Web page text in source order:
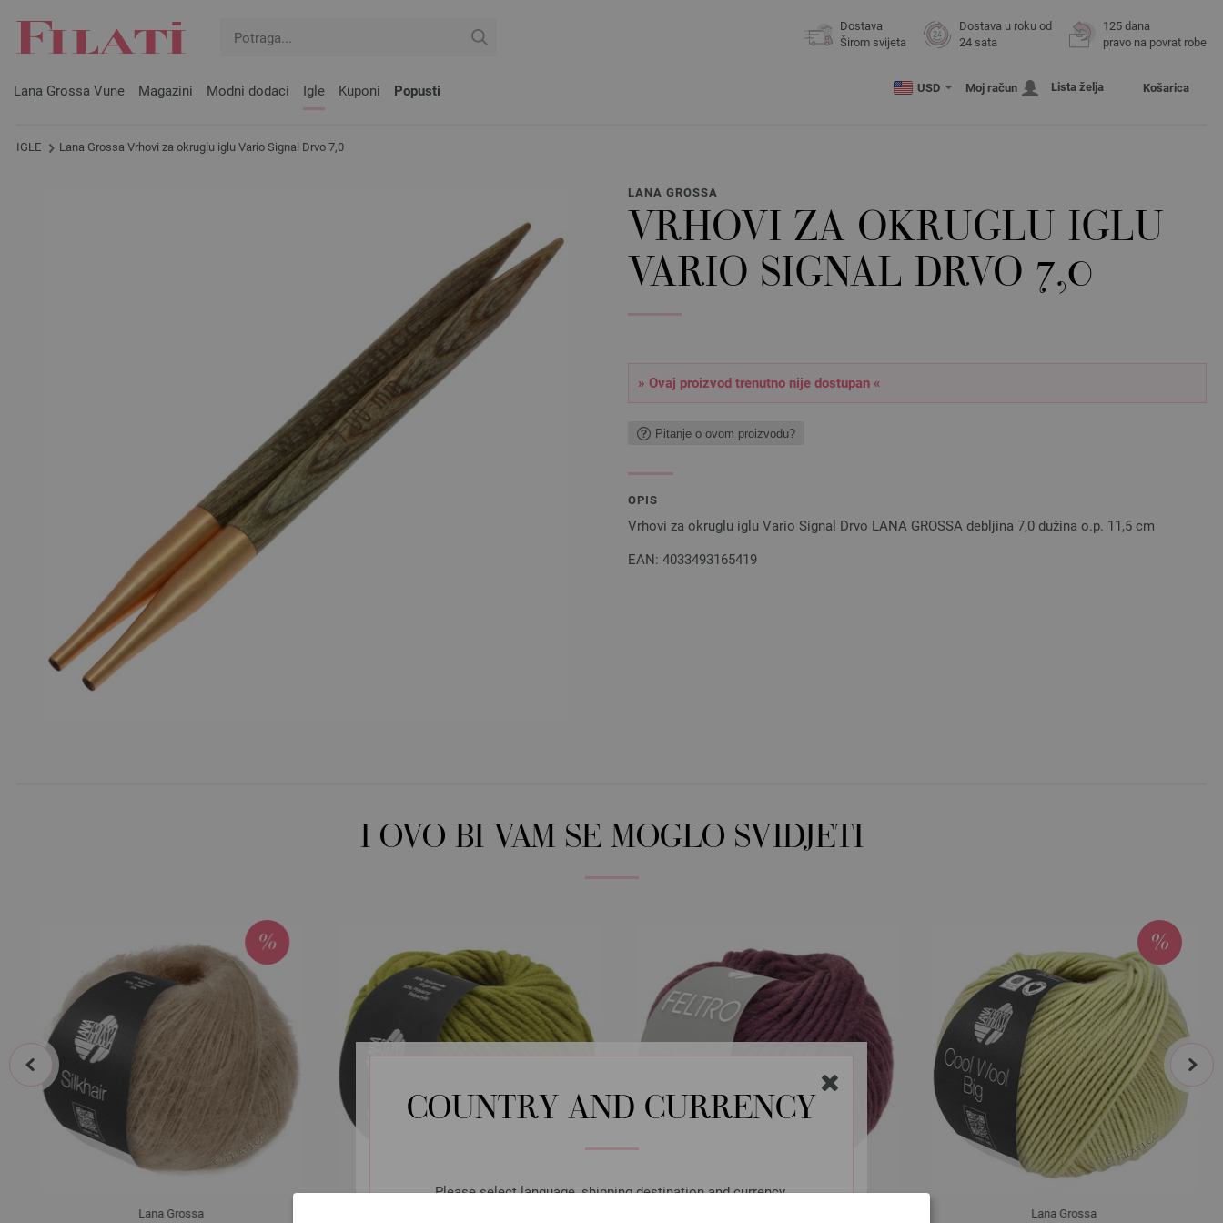
COUNTRY AND CURRENCY
Please select language, shipping destination and currency.
Dostava
Širom svijeta
Dostava u roku od
24 sata
125 dana
pravo na povrat robe
Lana Grossa Vune Magazini Modni dodaci Igle Kuponi Popusti USD Moj račun Lista želja Košarica
IGLE Lana Grossa Vrhovi za okruglu iglu Vario Signal Drvo 7,0
LANA GROSSA
VRHOVI ZA OKRUGLU IGLU
VARIO SIGNAL DRVO 7,0
» Ovaj proizvod trenutno nije dostupan «
Pitanje o ovom proizvodu?
OPIS
Vrhovi za okruglu iglu Vario Signal Drvo LANA GROSSA debljina 7,0 dužina o.p. 11,5 cm
EAN: 4033493165419
I OVO BI VAM SE MOGLO SVIDJETI
Lana Grossa Lana Grossa
prev next